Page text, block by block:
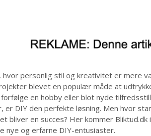
hvor personlig stil og kreativitet er mere
blevet en populær måde at
en hobby eller blot nyde
er DIY den perfekte løsning. Men hvor
bliver en succes? Her kommer
nye og erfarne DIY-entusiaster.